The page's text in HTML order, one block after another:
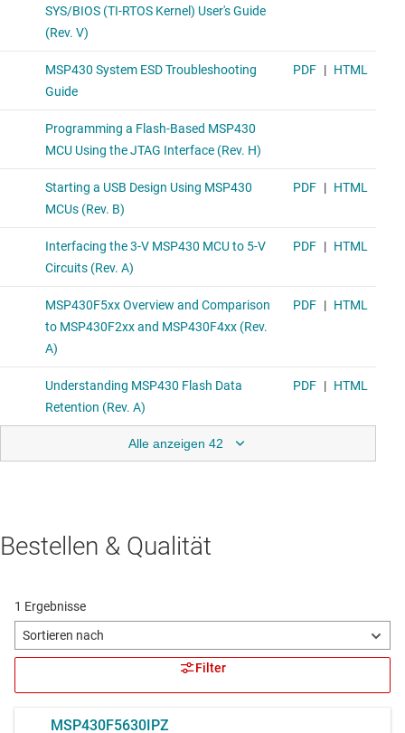
Alle anzeigen 42
Bestellen & Qualität